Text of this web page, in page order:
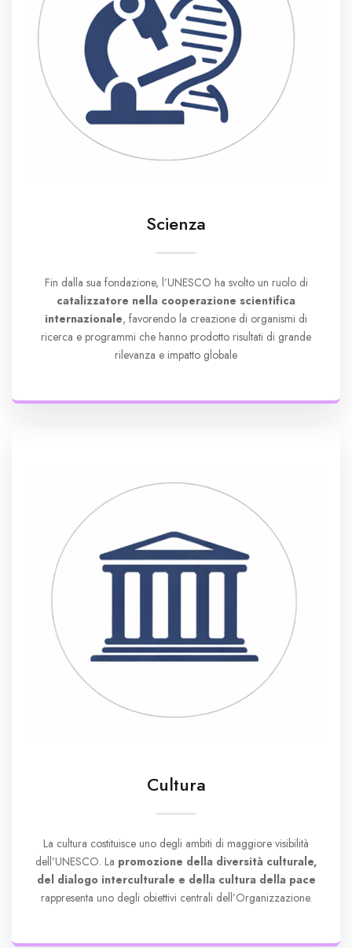
Scienza
Fin dalla sua fondazione, l’UNESCO ha svolto un ruolo di
catalizzatore nella cooperazione scientifica
internazionale, favorendo la creazione di organismi di
ricerca e programmi che hanno prodotto risultati di grande
rilevanza e impatto globale
Cultura
La cultura costituisce uno degli ambiti di maggiore visibilità
dell’UNESCO. La promozione della diversità culturale,
del dialogo interculturale e della cultura della pace
rappresenta uno degli obiettivi centrali dell’Organizzazione.